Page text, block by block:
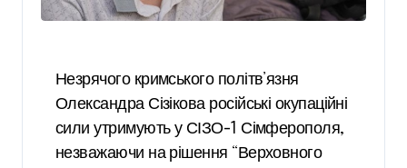
Незрячого кримського політв’язня
Олександра Сізікова російські окупаційні
сили утримують у СІЗО-1 Сімферополя,
незважаючи на рішення “Верховного